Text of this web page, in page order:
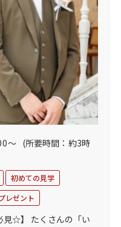
～ (所要時間：約3時
初めての見学
レゼント
見☆】 たくさんの「い